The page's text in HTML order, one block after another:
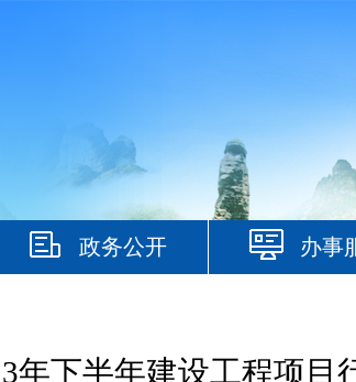
政务公开 办事
年下半年建设工程项目